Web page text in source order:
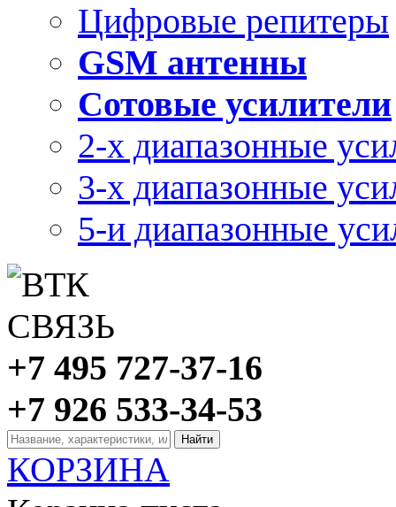
Цифровые репитеры
GSM антенны
Сотовые усилители
2-х диапазонные
3-х диапазонные
5-и диапазонные
+7 495 727-37-16
+7 926 533-34-53
КОРЗИНА